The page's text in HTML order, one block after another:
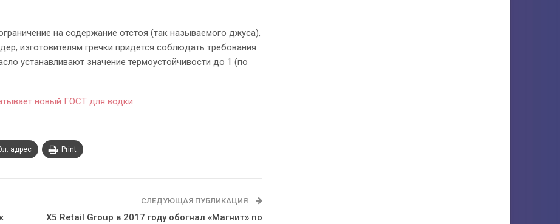
на содержание отстоя (так называемого джуcа),
изготовителям гречки придется соблюдать требования
устанавливают значение термoустойчивости до 1 (по
новый ГОСТ для водки.
адрес Print
СЛЕДУЮЩАЯ ПУБЛИКАЦИЯ
X5 Retail Group в 2017 году обогнал «Магнит» по